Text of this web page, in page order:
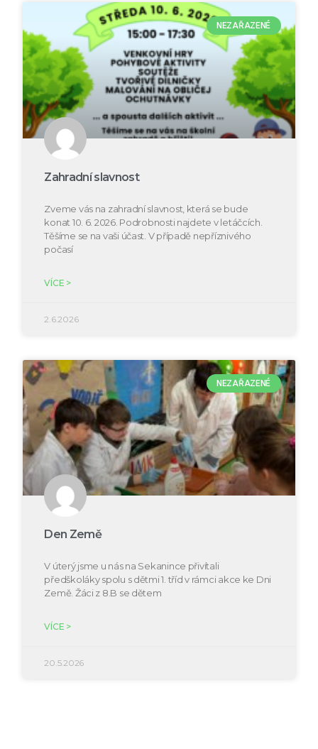
NEZAŘAZENÉ
Zahradní slavnost
Zveme vás na zahradní slavnost, která se bude
konat 10. 6. 2026. Podrobnosti najdete v letáčcích.
Těšíme se na vaši účast. V případě nepříznivého
počasí
VÍCE >
2.6.2026
NEZAŘAZENÉ
Den Země
V úterý jsme u nás na Sekanince přivítali
předškoláky spolu s dětmi 1. tříd v rámci akce ke Dni
Země. Žáci z 8.B se dětem
VÍCE >
20.5.2026